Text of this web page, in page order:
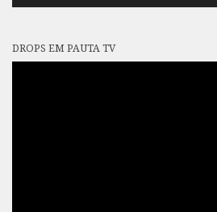
DROPS EM PAUTA TV